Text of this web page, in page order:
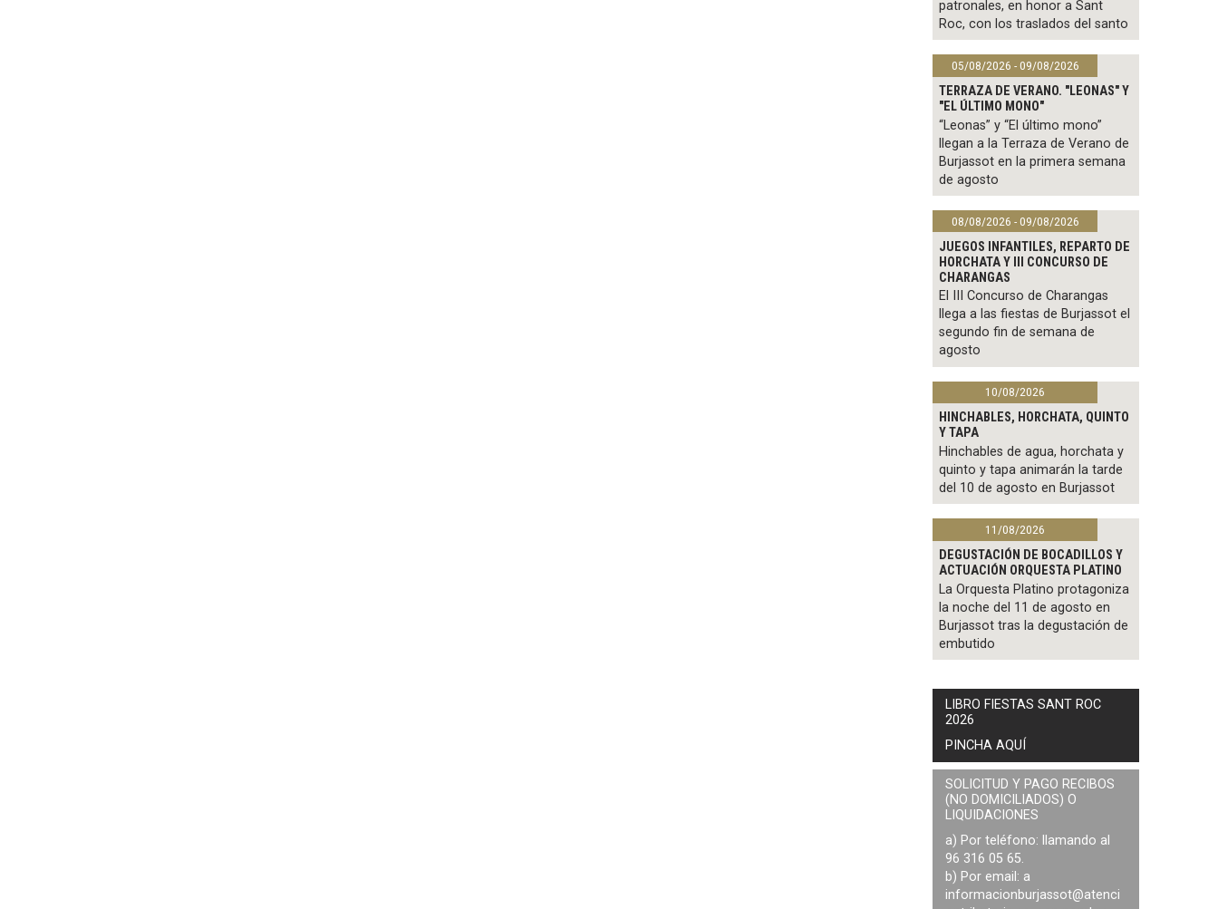
patronales, en honor a Sant
Roc, con los traslados del santo
05/08/2026 - 09/08/2026
TERRAZA DE VERANO. "LEONAS" Y
"EL ÚLTIMO MONO"
“Leonas” y “El último mono”
llegan a la Terraza de Verano de
Burjassot en la primera semana
de agosto
08/08/2026 - 09/08/2026
JUEGOS INFANTILES, REPARTO DE
HORCHATA Y III CONCURSO DE
CHARANGAS
El III Concurso de Charangas
llega a las fiestas de Burjassot el
segundo fin de semana de
agosto
10/08/2026
HINCHABLES, HORCHATA, QUINTO
Y TAPA
Hinchables de agua, horchata y
quinto y tapa animarán la tarde
del 10 de agosto en Burjassot
11/08/2026
DEGUSTACIÓN DE BOCADILLOS Y
ACTUACIÓN ORQUESTA PLATINO
La Orquesta Platino protagoniza
la noche del 11 de agosto en
Burjassot tras la degustación de
embutido
LIBRO FIESTAS SANT ROC
2026
PINCHA AQUÍ
SOLICITUD Y PAGO RECIBOS
(NO DOMICILIADOS) O
LIQUIDACIONES
a) Por teléfono: llamando al
96 316 05 65.
b) Por email: a
informacionburjassot@atenci